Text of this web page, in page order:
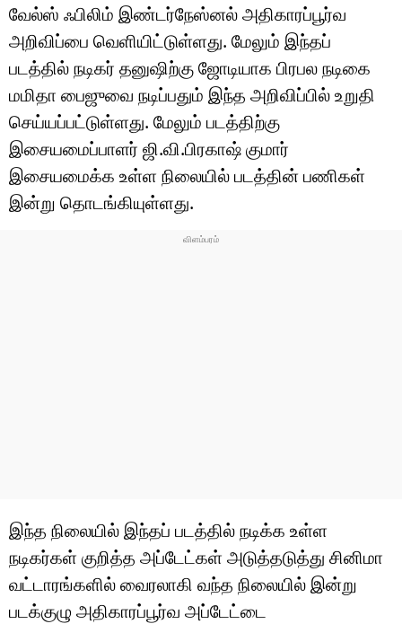
வேல்ஸ் ஃபிலிம் இண்டர்நேஸ்னல் அதிகாரப்பூர்வ
அறிவிப்பை வெளியிட்டுள்ளது. மேலும் இந்தப்
படத்தில் நடிகர் தனுஷிற்கு ஜோடியாக பிரபல நடிகை
மமிதா பைஜுவை நடிப்பதும் இந்த அறிவிப்பில் உறுதி
செய்யப்பட்டுள்ளது. மேலும் படத்திற்கு
இசையமைப்பாளர் ஜி.வி.பிரகாஷ் குமார்
இசையமைக்க உள்ள நிலையில் படத்தின் பணிகள்
இன்று தொடங்கியுள்ளது.
இந்த நிலையில் இந்தப் படத்தில் நடிக்க உள்ள
நடிகர்கள் குறித்த அப்டேட்கள் அடுத்தடுத்து சினிமா
வட்டாரங்களில் வைரலாகி வந்த நிலையில் இன்று
படக்குழு அதிகாரப்பூர்வ அப்டேட்டை